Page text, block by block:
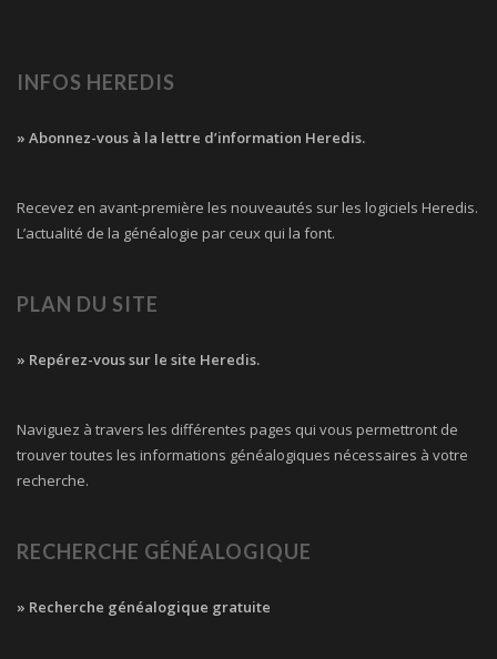
INFOS HEREDIS
» Abonnez-vous à la lettre d’information Heredis.
Recevez en avant-première les nouveautés sur les logiciels Heredis.
L’actualité de la généalogie par ceux qui la font.
PLAN DU SITE
» Repérez-vous sur le site Heredis.
Naviguez à travers les différentes pages qui vous permettront de
trouver toutes les informations généalogiques nécessaires à votre
recherche.
RECHERCHE GÉNÉALOGIQUE
» Recherche généalogique gratuite